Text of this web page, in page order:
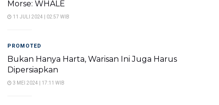
Morse: WHALE
11 JULI 2024 | 02:57 WIB
PROMOTED
Bukan Hanya Harta, Warisan Ini Juga Harus
Dipersiapkan
3 MEI 2024 | 17:11 WIB